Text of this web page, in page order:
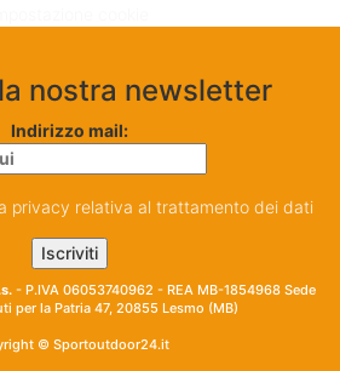
nostra newsletter
Indirizzo mail:
privacy relativa al trattamento dei dati
- P.IVA 06053740962 - REA MB-1854968 Sede
per la Patria 47, 20855 Lesmo (MB)
© Sportoutdoor24.it